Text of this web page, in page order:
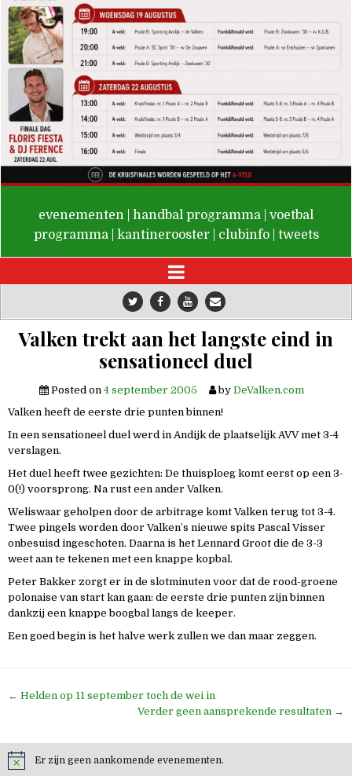
De Valken
evenementen handbal programma
voetbal
programma
kantinerooster clubinfo tweets
Valken trekt aan het langste eind in
sensationeel duel
Posted on 4 september 2005 by DeValken.com
Valken heeft de eerste drie punten binnen!
In een sensationeel duel werd in Andijk de plaatselijk AVV met 3-4
verslagen.
Het duel heeft twee gezichten: De thuisploeg komt eerst op een 3-
0(!) voorsprong. Na rust een ander Valken.
Weliswaar geholpen door de arbitrage komt Valken terug tot 3-4.
Twee pingels worden door Valken’s nieuwe spits Pascal Visser
onbesuisd ingeschoten. Daarna is het Lennard Groot die de 3-3
weet aan te tekenen met een knappe kopbal.
Peter Bakker zorgt er in de slotminuten voor dat de rood-groene
polonaise van start kan gaan: de eerste drie punten zijn binnen
dankzij een knappe boogbal langs de keeper.
Een goed begin is het halve werk zullen we dan maar zeggen.
Bericht
← Helden op 11 september toch de wei in
Verder geen aansprekende resultaten →
Er zijn geen aankomende evenementen.